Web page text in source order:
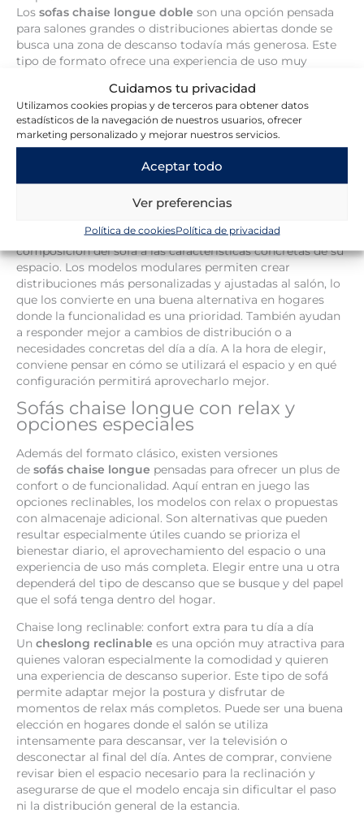
Cuidamos tu privacidad
Utilizamos cookies propias y de terceros para obtener datos
estadísticos de la navegación de nuestros usuarios, ofrecer
marketing personalizado y mejorar nuestros servicios.
Aceptar todo
Ver preferencias
Política de cookiesPolítica de privacidad
Los sofas chaise longue doble son una opción pensada
para salones grandes o distribuciones abiertas donde se
busca una zona de descanso todavía más generosa. Este
tipo de formato ofrece una experiencia de uso muy
se convierte en el centro de la vida diaria. Antes de
decidirte por una opción así, conviene estudiar bien la
planta del salón, el espacio libre de paso y el impacto
visual del conjunto. Son modelos que requieren amplitud,
pero bien integrados pueden aportar una gran sensación
de confort, orden y presencia.
Chaise lango modular: versatilidad para adaptar tu salón
para quienes buscan flexibilidad y quieren adaptar la
composición del sofá a las características concretas de su
espacio. Los modelos modulares permiten crear
distribuciones más personalizadas y ajustadas al salón, lo
que los convierte en una buena alternativa en hogares
donde la funcionalidad es una prioridad. También ayudan
a responder mejor a cambios de distribución o a
necesidades concretas del día a día. A la hora de elegir,
conviene pensar en cómo se utilizará el espacio y en qué
configuración permitirá aprovecharlo mejor.
Sofás chaise longue con relax y
opciones especiales
Además del formato clásico, existen versiones
de sofás chaise longue pensadas para ofrecer un plus de
confort o de funcionalidad. Aquí entran en juego las
opciones reclinables, los modelos con relax o propuestas
con almacenaje adicional. Son alternativas que pueden
resultar especialmente útiles cuando se prioriza el
bienestar diario, el aprovechamiento del espacio o una
experiencia de uso más completa. Elegir entre una u otra
dependerá del tipo de descanso que se busque y del papel
que el sofá tenga dentro del hogar.
Chaise long reclinable: confort extra para tu día a día
Un cheslong reclinable es una opción muy atractiva para
quienes valoran especialmente la comodidad y quieren
una experiencia de descanso superior. Este tipo de sofá
permite adaptar mejor la postura y disfrutar de
momentos de relax más completos. Puede ser una buena
elección en hogares donde el salón se utiliza
intensamente para descansar, ver la televisión o
desconectar al final del día. Antes de comprar, conviene
revisar bien el espacio necesario para la reclinación y
asegurarse de que el modelo encaja sin dificultar el paso
ni la distribución general de la estancia.